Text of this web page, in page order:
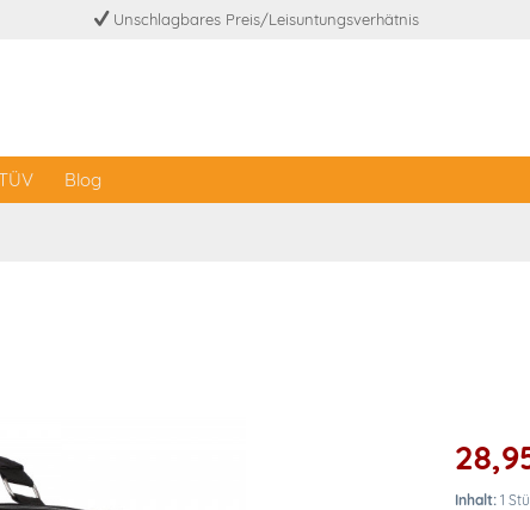
Unschlagbares Preis/Leisuntungsverhätnis
Blog
Inhalt:1